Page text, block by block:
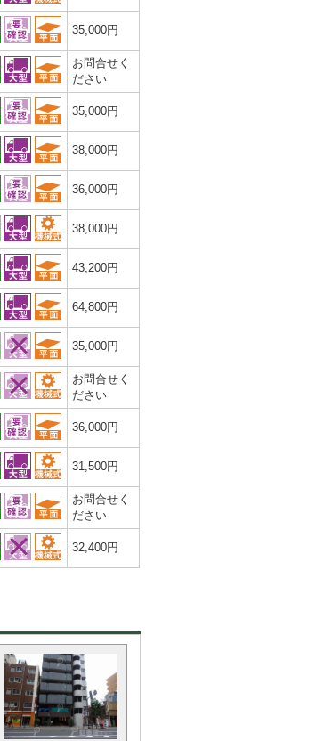
35,000円
お問合せく
ださい
35,000円
38,000円
36,000円
38,000円
43,200円
64,800円
35,000円
お問合せく
ださい
36,000円
31,500円
お問合せく
ださい
32,400円